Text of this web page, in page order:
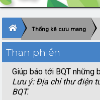
Thống kê cưu mang
Than phiền
Giúp báo tới BQT những
Lưu ý: Địa chỉ thư điện
BQT.